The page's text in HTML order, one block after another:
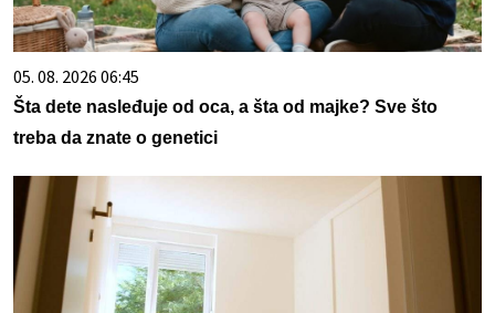
05. 08. 2026 06:45
Šta dete nasleđuje od oca, a šta od majke? Sve što
treba da znate o genetici